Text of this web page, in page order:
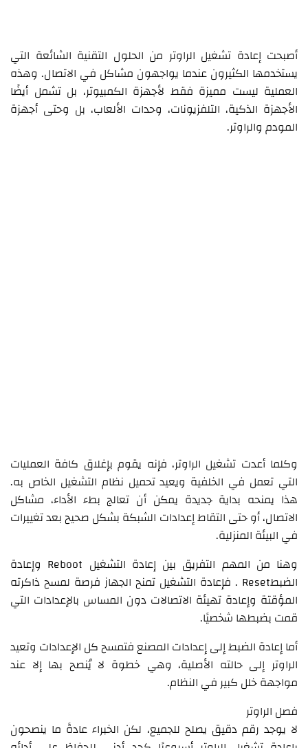
أصبحت إعادة تشغيل الراوتر من الحلول التقنية الشائعة التي
يستخدمها الكثيرون عندما يواجهون مشاكل في الاتصال. وهذه
العملية ليست مميزة فقط لأجهزة الكمبيوتر، بل تشمل أيضًا
الأجهزة الذكية، التلفزيونات، وحدات الألعاب، بل وحتى أجهزة
المودم والراوتر.
وكلما أعدت تشغيل الراوتر، فإنه يقوم بإغلاق كافة العمليات
التي تعمل في الخلفية ويعيد تحميل نظام التشغيل الخاص به.
هذا يمنحه بداية جديدة يمكن أن تعالج بطء الأداء، مشاكل
الاتصال، أو حتى التقاط إعدادات الشبكة بشكل صحيح بعد تغييرات
في البيئة المنزلية.
وهنا من المهم التفريق بين إعادة التشغيل Reboot وإعادة
الضبطReset . فإعادة التشغيل تمنح الجهاز فرصة لمسح ذاكرته
المؤقتة وإعادة تهيئة الاتصالات دون المساس بالإعدادات التي
قمت بضبطها شخصيًا.
أما إعادة الضبط إلى إعدادات المصنع فتمسح كل الإعدادات وتعيد
الراوتر إلى حالته الأصلية، وهي خطوة لا يُنصح بها إلا عند
مواجهة خلل كبير في النظام.
فصل الراوتر
لا يوجد رقم دقيق يصلح للجميع، لكن الخبراء عادةً ما ينصحون